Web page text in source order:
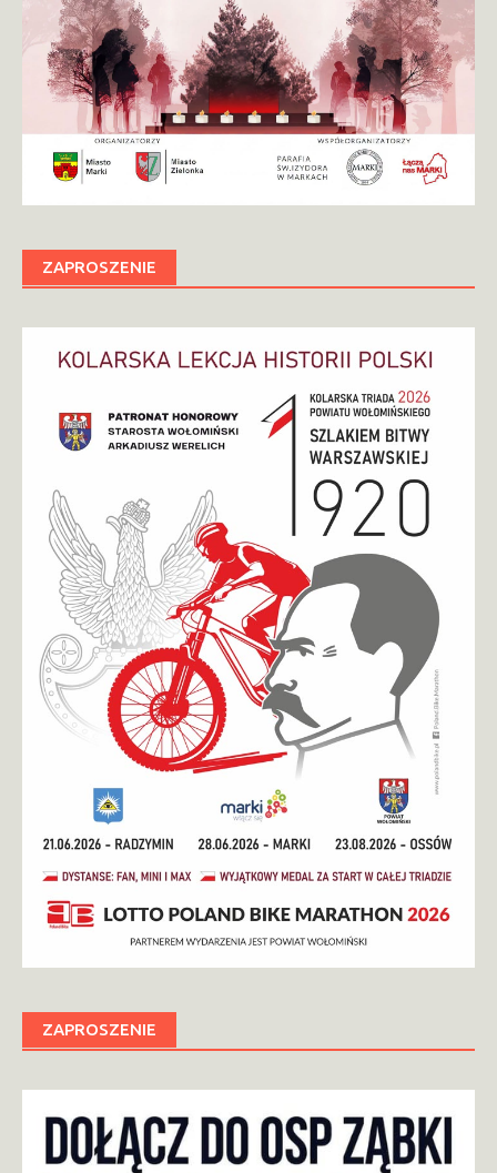
ZAPROSZENIE
ZAPROSZENIE